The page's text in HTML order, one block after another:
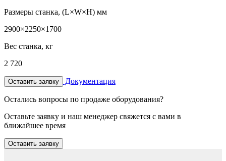
Размеры станка, (L×W×H) мм
2900×2250×1700
Вес станка, кг
2 720
Оставить заявку Документация
Остались вопросы по продаже оборудования?
Оставьте заявку и наш менеджер свяжется с вами в
ближайшее время
Оставить заявку